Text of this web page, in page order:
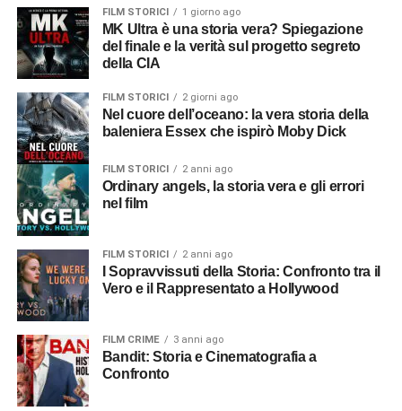
FILM STORICI 1 giorno ago
MK Ultra è una storia vera? Spiegazione
del finale e la verità sul progetto segreto
della CIA
FILM STORICI 2 giorni ago
Nel cuore dell’oceano: la vera storia della
baleniera Essex che ispirò Moby Dick
FILM STORICI 2 anni ago
Ordinary angels, la storia vera e gli errori
nel film
FILM STORICI 2 anni ago
Vero e il Rappresentato a Hollywood
FILM CRIME 3 anni ago
Bandit: Storia e Cinematografia a
Confronto